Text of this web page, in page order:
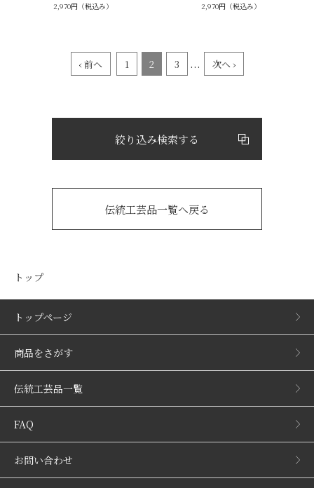
2,970円（税込み） 2,970円（税込み）
‹ 前へ 1 2 3 ... 次へ ›
絞り込み検索する
伝統工芸品一覧へ戻る
トップ
トップページ
商品をさがす
伝統工芸品一覧
FAQ
お問い合わせ